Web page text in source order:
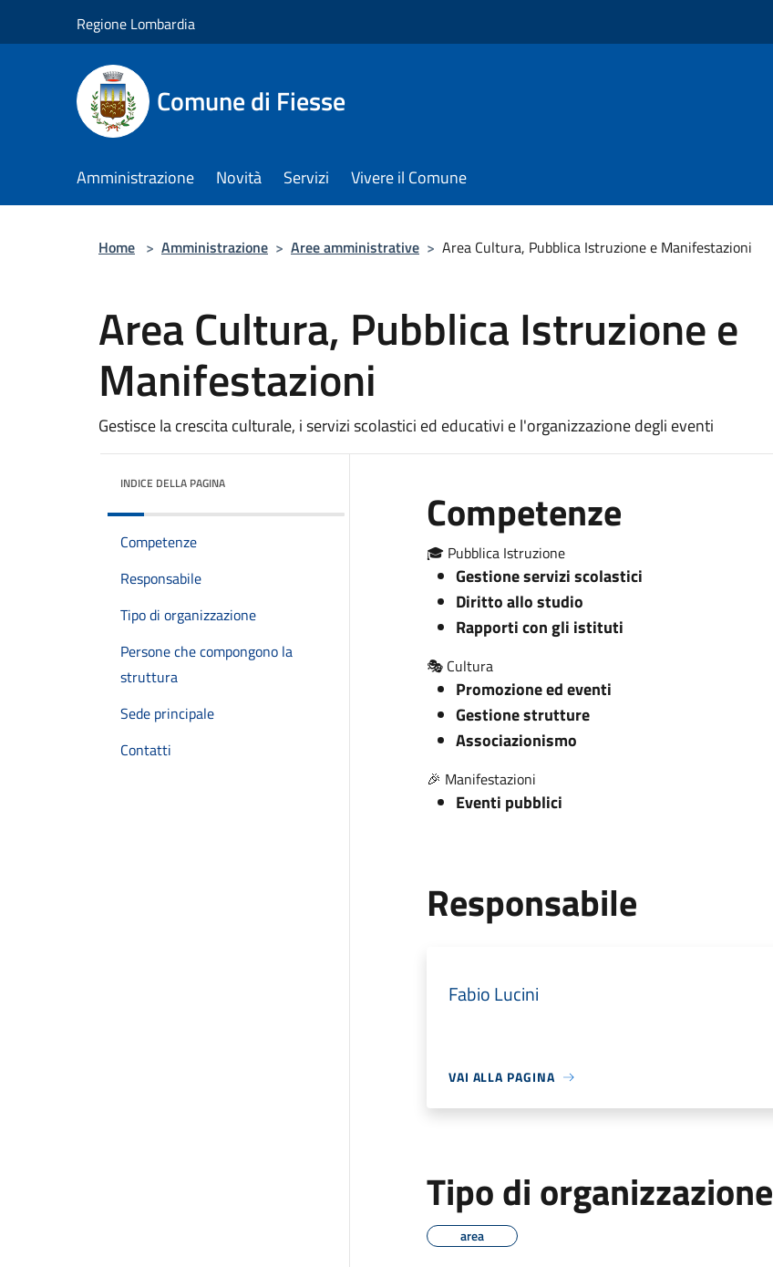
Regione Lombardia
Comune di Fiesse
Amministrazione Novità Servizi Vivere il Comune
Home > Amministrazione > Aree amministrative > Area Cultura, Pubblica Istruzione e Manifestazioni
Area Cultura, Pubblica Istruzione e
Manifestazioni
Gestisce la crescita culturale, i servizi scolastici ed educativi e l'organizzazione degli eventi
INDICE DELLA PAGINA
Competenze
Responsabile
Tipo di organizzazione
Persone che compongono la
struttura
Sede principale
Contatti
Competenze
🎓 Pubblica Istruzione
Gestione servizi scolastici
Diritto allo studio
Rapporti con gli istituti
🎭 Cultura
Promozione ed eventi
Gestione strutture
Associazionismo
🎉 Manifestazioni
Eventi pubblici
Responsabile
Fabio Lucini
VAI ALLA PAGINA
Tipo di organizzazione
area